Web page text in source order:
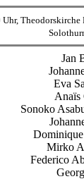
Jan
Eva
Anaïs
Sonoko
Mirko
Federico